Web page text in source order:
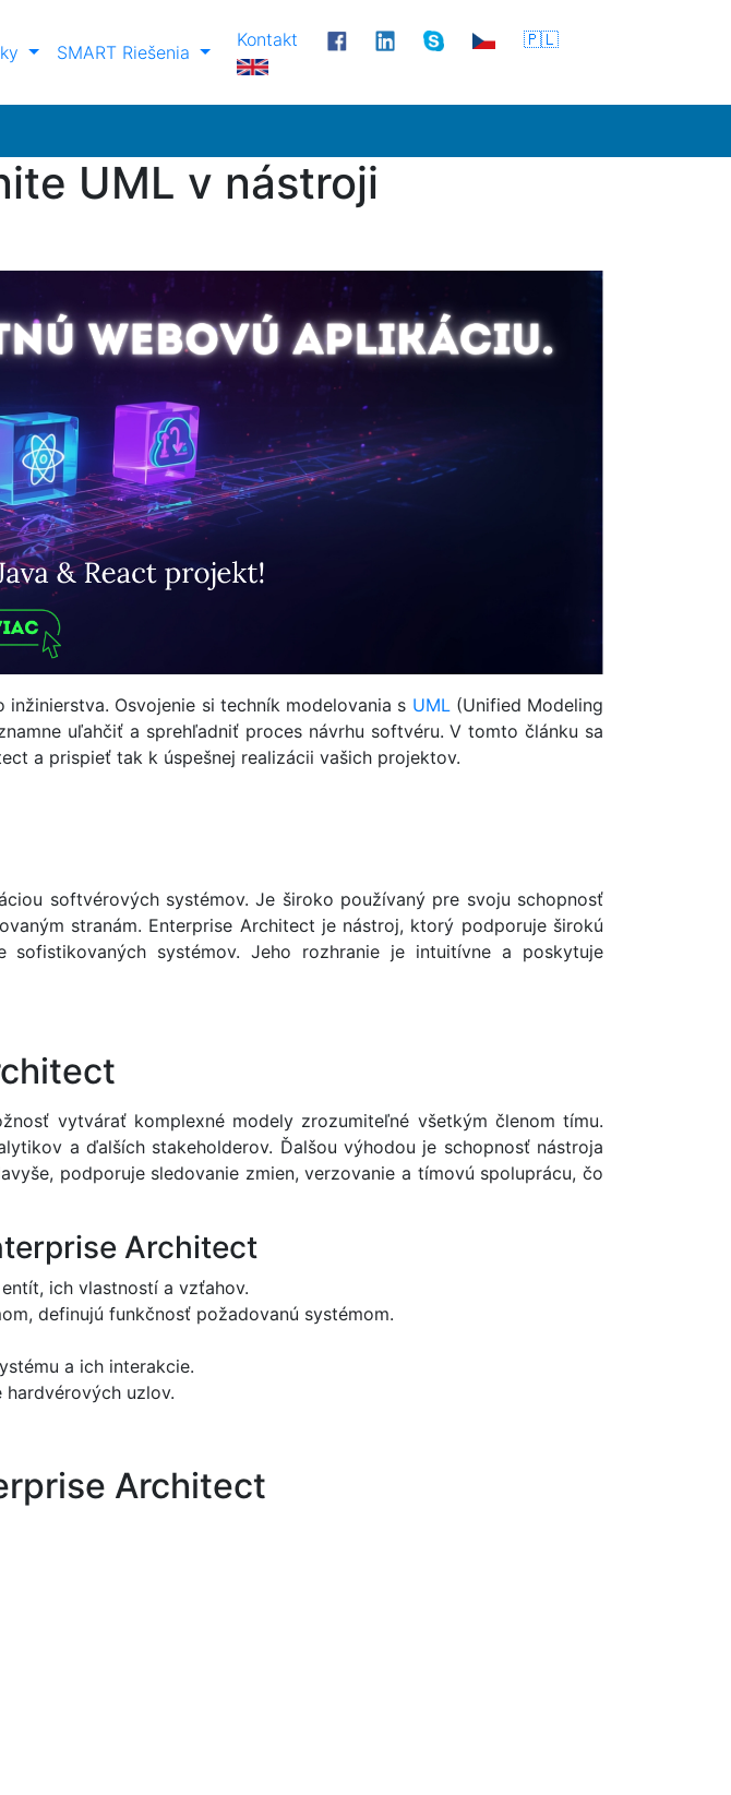
SMART Riešenia
Kontakt 🇵🇱
UML v nástroji
Osvojenie si techník modelovania s UML (Unified Modeling
uľahčiť a sprehľadniť proces návrhu softvéru. V tomto článku sa
a prispieť tak k úspešnej realizácii vašich projektov.
softvérových systémov. Je široko používaný pre svoju schopnosť
stranám. Enterprise Architect je nástroj, ktorý podporuje širokú
systémov. Jeho rozhranie je intuitívne a poskytuje
vytvárať komplexné modely zrozumiteľné všetkým členom tímu.
a ďalších stakeholderov. Ďalšou výhodou je schopnosť nástroja
podporuje sledovanie zmien, verzovanie a tímovú spoluprácu, čo
Architect
ich vlastností a vzťahov.
definujú funkčnosť požadovanú systémom.
a ich interakcie.
uzlov.
Architect